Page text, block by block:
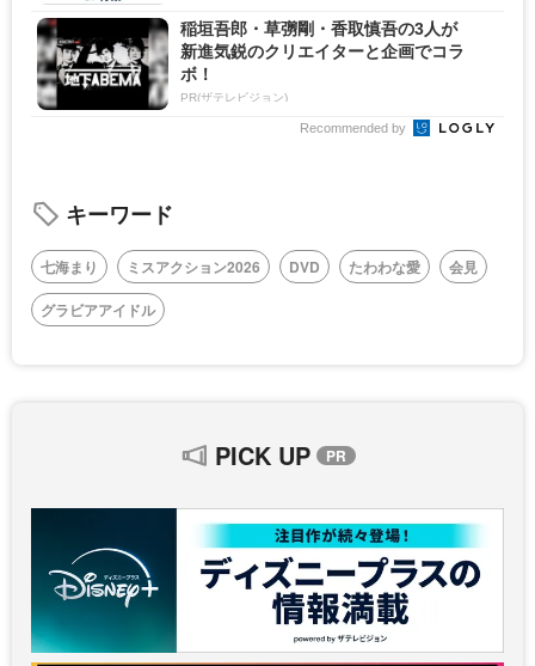
稲垣吾郎・草彅剛・香取慎吾の3人が
新進気鋭のクリエイターと企画でコラ
ボ！
PR(ザテレビジョン)
Recommended by
キーワード
七海まり ミスアクション2026 DVD たわわな愛
会見
グラビアアイドル
PICK UP